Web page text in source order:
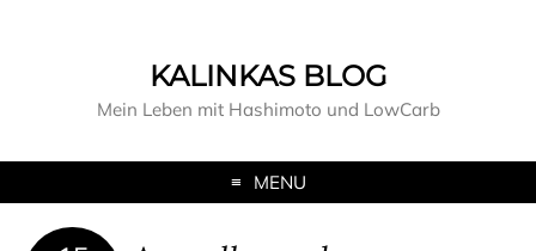
KALINKAS BLOG
Mein Leben mit Hashimoto und LowCarb
MENU